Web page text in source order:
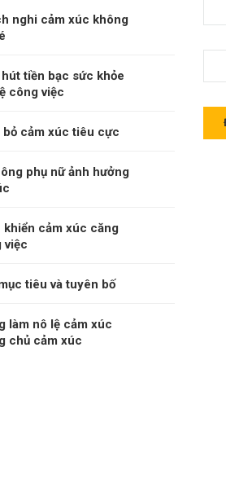
nghi cảm xúc không
tiền bạc sức khỏe
công việc
bỏ cảm xúc tiêu cực
phụ nữ ảnh hưởng
khiển cảm xúc căng
việc
tiêu và tuyên bố
làm nô lệ cảm xúc
chủ cảm xúc